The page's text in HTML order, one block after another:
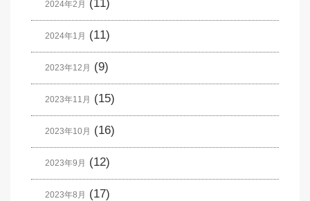
2024年2月 (11)
2024年1月 (11)
2023年12月 (9)
2023年11月 (15)
2023年10月 (16)
2023年9月 (12)
2023年8月 (17)